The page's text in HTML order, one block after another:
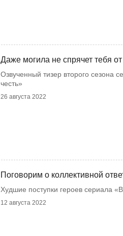
Даже могила не спрячет тебя
Озвученный тизер второго сезона
честь»
26 августа 2022
Поговорим о коллективной
Худшие поступки героев сериала
12 августа 2022